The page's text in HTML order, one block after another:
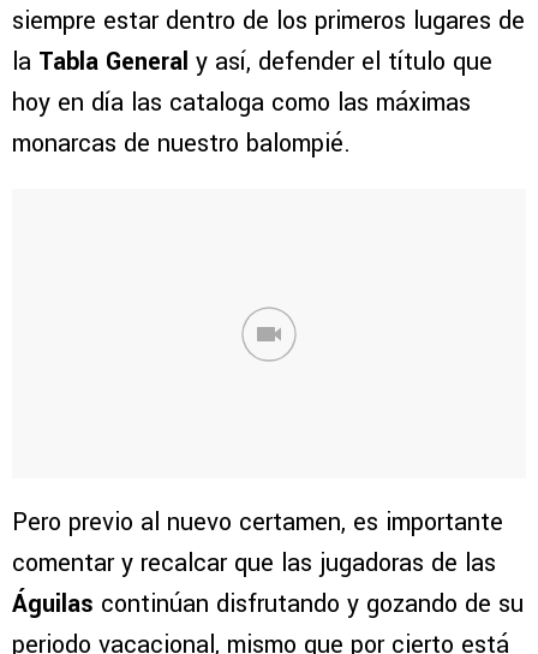
siempre estar dentro de los primeros lugares de
la Tabla General y así, defender el título que
hoy en día las cataloga como las máximas
monarcas de nuestro balompié.
Pero previo al nuevo certamen, es importante
comentar y recalcar que las jugadoras de las
Águilas continúan disfrutando y gozando de su
periodo vacacional, mismo que por cierto está